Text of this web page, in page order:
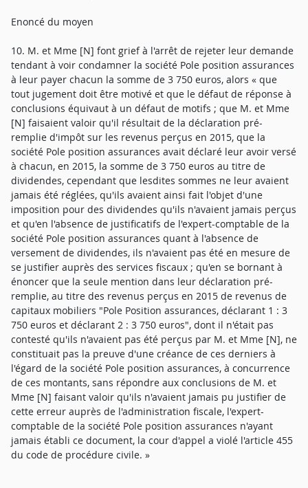
Enoncé du moyen
10. M. et Mme [N] font grief à l'arrêt de rejeter leur demande
tendant à voir condamner la société Pole position assurances
à leur payer chacun la somme de 3 750 euros, alors « que
tout jugement doit être motivé et que le défaut de réponse à
conclusions équivaut à un défaut de motifs ; que M. et Mme
[N] faisaient valoir qu'il résultait de la déclaration pré-
remplie d'impôt sur les revenus perçus en 2015, que la
société Pole position assurances avait déclaré leur avoir versé
à chacun, en 2015, la somme de 3 750 euros au titre de
dividendes, cependant que lesdites sommes ne leur avaient
jamais été réglées, qu'ils avaient ainsi fait l'objet d'une
imposition pour des dividendes qu'ils n'avaient jamais perçus
et qu'en l'absence de justificatifs de l'expert-comptable de la
société Pole position assurances quant à l'absence de
versement de dividendes, ils n'avaient pas été en mesure de
se justifier auprès des services fiscaux ; qu'en se bornant à
énoncer que la seule mention dans leur déclaration pré-
remplie, au titre des revenus perçus en 2015 de revenus de
capitaux mobiliers "Pole Position assurances, déclarant 1 : 3
750 euros et déclarant 2 : 3 750 euros", dont il n'était pas
contesté qu'ils n'avaient pas été perçus par M. et Mme [N], ne
constituait pas la preuve d'une créance de ces derniers à
l'égard de la société Pole position assurances, à concurrence
de ces montants, sans répondre aux conclusions de M. et
Mme [N] faisant valoir qu'ils n'avaient jamais pu justifier de
cette erreur auprès de l'administration fiscale, l'expert-
comptable de la société Pole position assurances n'ayant
jamais établi ce document, la cour d'appel a violé l'article 455
du code de procédure civile. »